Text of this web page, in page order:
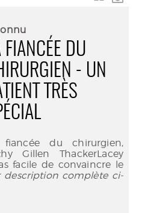
FIANCÉE DU
- UN
TRÈS
fiancée du chirurgien,
Gillen ThackerLacey
facile de convaincre le
description complète ci-